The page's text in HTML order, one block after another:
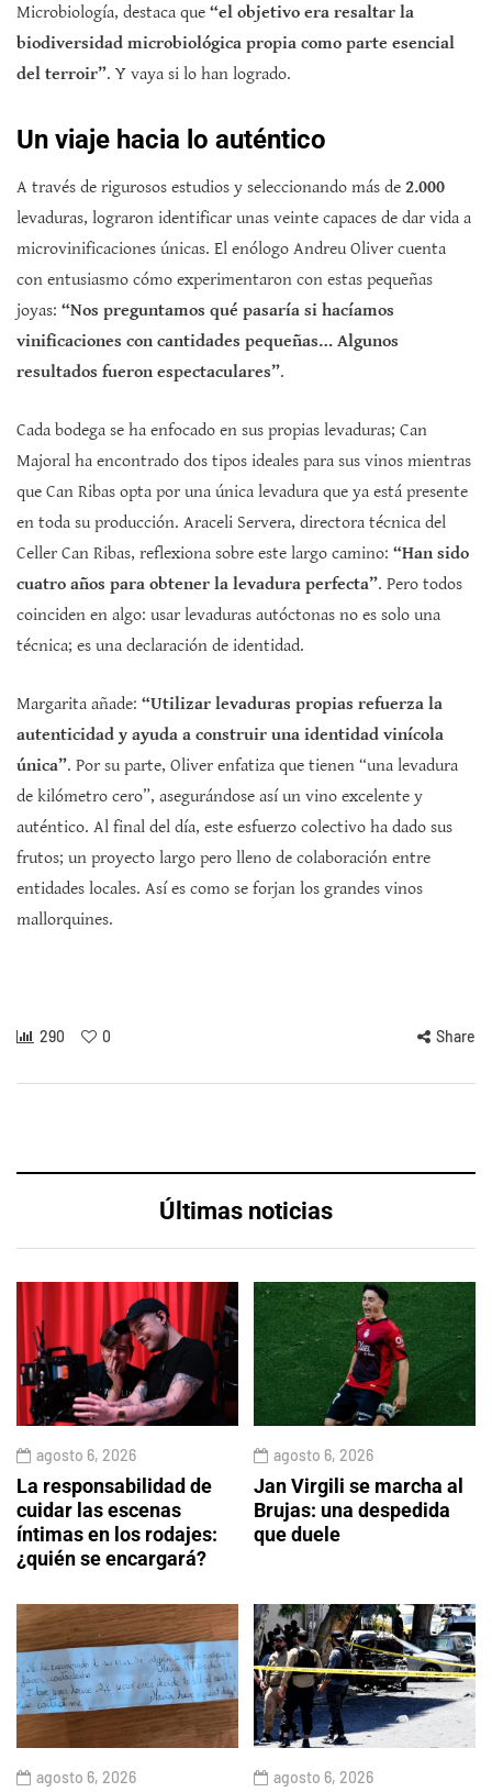
Microbiología, destaca que “el objetivo era resaltar la
biodiversidad microbiológica propia como parte esencial
del terroir”. Y vaya si lo han logrado.
Un viaje hacia lo auténtico
A través de rigurosos estudios y seleccionando más de 2.000
levaduras, lograron identificar unas veinte capaces de dar vida a
microvinificaciones únicas. El enólogo Andreu Oliver cuenta
con entusiasmo cómo experimentaron con estas pequeñas
joyas: “Nos preguntamos qué pasaría si hacíamos
vinificaciones con cantidades pequeñas… Algunos
resultados fueron espectaculares”.
Cada bodega se ha enfocado en sus propias levaduras; Can
Majoral ha encontrado dos tipos ideales para sus vinos mientras
que Can Ribas opta por una única levadura que ya está presente
en toda su producción. Araceli Servera, directora técnica del
Celler Can Ribas, reflexiona sobre este largo camino: “Han sido
cuatro años para obtener la levadura perfecta”. Pero todos
coinciden en algo: usar levaduras autóctonas no es solo una
técnica; es una declaración de identidad.
Margarita añade: “Utilizar levaduras propias refuerza la
autenticidad y ayuda a construir una identidad vinícola
única”. Por su parte, Oliver enfatiza que tienen “una levadura
de kilómetro cero”, asegurándose así un vino excelente y
auténtico. Al final del día, este esfuerzo colectivo ha dado sus
frutos; un proyecto largo pero lleno de colaboración entre
entidades locales. Así es como se forjan los grandes vinos
mallorquines.
290 0 Share
Últimas noticias
agosto 6, 2026
La responsabilidad de
cuidar las escenas
íntimas en los rodajes:
¿quién se encargará?
agosto 6, 2026
Jan Virgili se marcha al
Brujas: una despedida
que duele
agosto 6, 2026 agosto 6, 2026